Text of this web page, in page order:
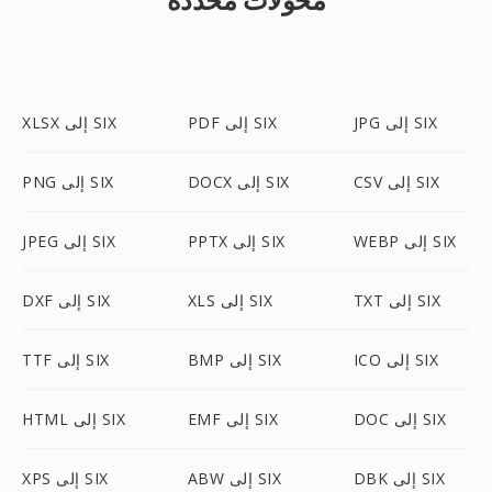
XLSX إلى SIX PDF إلى SIX JPG إلى SIX
PNG إلى SIX DOCX إلى SIX CSV إلى SIX
JPEG إلى SIX PPTX إلى SIX WEBP إلى SIX
DXF إلى SIX XLS إلى SIX TXT إلى SIX
TTF إلى SIX BMP إلى SIX ICO إلى SIX
HTML إلى SIX EMF إلى SIX DOC إلى SIX
XPS إلى SIX ABW إلى SIX DBK إلى SIX